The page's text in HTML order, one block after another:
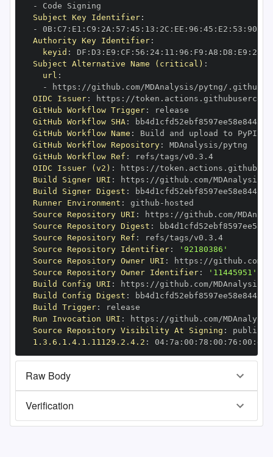
-
Subject Key Identifier:
-
0B: C7 : E1 : C9 : 2A : 57 : 45 : 13 : 2C : EE : 96 : 45 : E2 : 53 : 90
Authority Key Identifier:
keyid : DF : D3 : E9 : CF : 56 : 24: 11 : 96 : F9 : A8 : D8 : E9 : 28
Subject Alternative Name (critical) :
url :
-
https :
OIDC Issuer: https :
GitHub Workflow Trigger:
GitHub Workflow SHA:
GitHub Workflow Name :
GitHub Workflow Repository:
GitHub Workflow Ref :
refs/tags/v0.3.4
OIDC Issuer (v2) : https :
Build Signer URI : https :
Build Signer Digest :
Runner Environment : github -
Source Repository URI : https :
Source Repository Digest :
Source Repository Ref :
refs/tags/v0.3.4
Source Repository Identifier:
'92180386'
Source Repository Owner URI : https :
Source Repository Owner Identifier:
'11445951'
Build Config URI : https :
Build Config Digest :
Build Trigger:
Run Invocation URI : https :
Source Repository Visibility At Signing :
1.3.6.1.4.1.11129.2.4.2 : 04: 7a : 00 : 78 : 00 : 76 : 00 : dd
Raw Body
Verification